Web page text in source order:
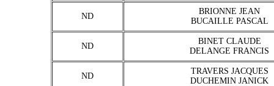
ND
BRIONNE JEAN
BUCAILLE PASCAL
ND
BINET CLAUDE
DELANGE FRANCIS
ND
TRAVERS JACQUES
DUCHEMIN JANICK